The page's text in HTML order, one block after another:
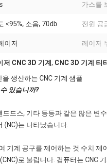
가스를
<95%, 소음, 70db 전원 공
이저 레이저
CNC 3D 기계 , CNC 3D 기계 티
생산하는 CNC 기계 샘플
있습니까?
드스, 기타 등등과 같은 많은 변
(NC)는 나타났습니다.
기계 공구를 제어하는 것 수치
로 불립니다. 컴퓨터는 CNC